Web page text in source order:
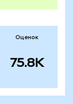
Оценок
75.8K